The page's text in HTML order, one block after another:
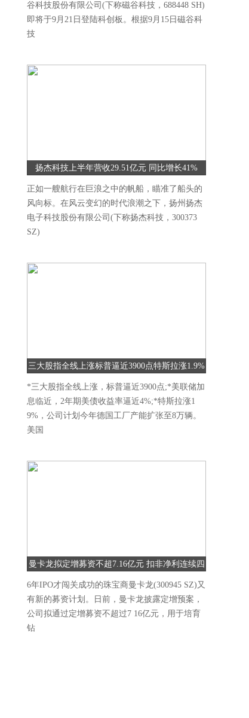
谷科技股份有限公司(下称磁谷科技，688448 SH)
即将于9月21日登陆科创板。根据9月15日磁谷科
技
扬杰科技上半年营收29.51亿元 同比增长41%
正如一艘航行在巨浪之中的帆船，瞄准了船头的
风向标。在风云变幻的时代浪潮之下，扬州扬杰
电子科技股份有限公司(下称扬杰科技，300373
SZ)
三大股指全线上涨标普逼近3900点特斯拉涨1.9%
*三大股指全线上涨，标普逼近3900点;*美联储加
息临近，2年期美债收益率逼近4%;*特斯拉涨1
9%，公司计划今年德国工厂产能扩张至8万辆。
美国
曼卡龙拟定增募资不超7.16亿元 扣非净利连续四
季度下降
6年IPO才闯关成功的珠宝商曼卡龙(300945 SZ)又
有新的募资计划。日前，曼卡龙披露定增预案，
公司拟通过定增募资不超过7 16亿元，用于培育
钻